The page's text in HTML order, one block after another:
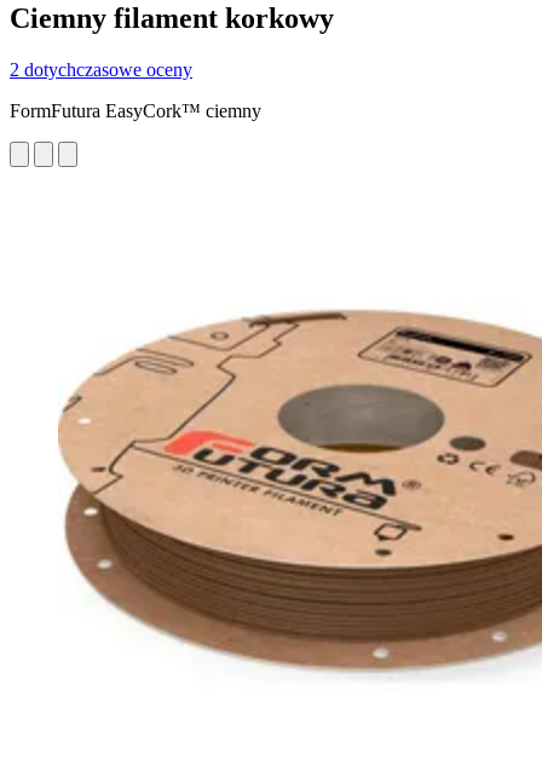
Ciemny filament korkowy
2 dotychczasowe oceny
FormFutura EasyCork™ ciemny